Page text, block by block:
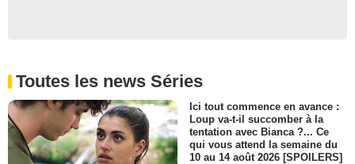
Toutes les news Séries
Ici tout commence en avance :
Loup va-t-il succomber à la
tentation avec Bianca ?... Ce
qui vous attend la semaine du
10 au 14 août 2026 [SPOILERS]